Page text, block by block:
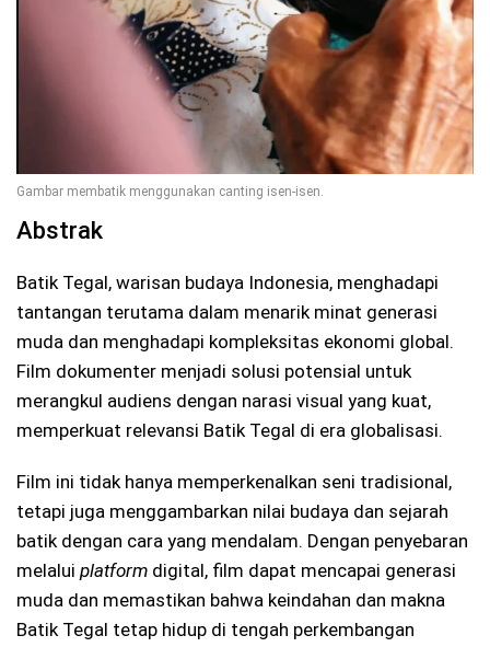
Gambar membatik menggunakan canting isen-isen.
Abstrak
Batik Tegal, warisan budaya Indonesia, menghadapi
tantangan terutama dalam menarik minat generasi
muda dan menghadapi kompleksitas ekonomi global.
Film dokumenter menjadi solusi potensial untuk
merangkul audiens dengan narasi visual yang kuat,
memperkuat relevansi Batik Tegal di era globalisasi.
Film ini tidak hanya memperkenalkan seni tradisional,
tetapi juga menggambarkan nilai budaya dan sejarah
batik dengan cara yang mendalam. Dengan penyebaran
melalui platform digital, film dapat mencapai generasi
muda dan memastikan bahwa keindahan dan makna
Batik Tegal tetap hidup di tengah perkembangan